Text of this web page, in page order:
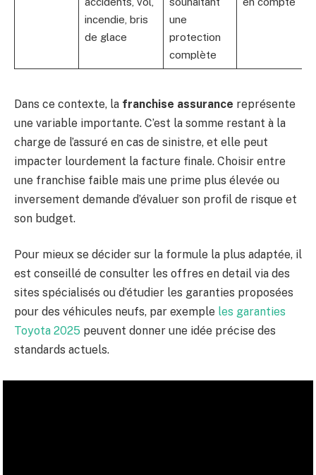
incendie, bris
de glace
une
protection
complète
Dans ce contexte, la franchise assurance représente
une variable importante. C’est la somme restant à la
charge de l’assuré en cas de sinistre, et elle peut
impacter lourdement la facture finale. Choisir entre
une franchise faible mais une prime plus élevée ou
inversement demande d’évaluer son profil de risque et
son budget.
Pour mieux se décider sur la formule la plus adaptée, il
est conseillé de consulter les offres en detail via des
sites spécialisés ou d’étudier les garanties proposées
pour des véhicules neufs, par exemple les garanties
Toyota 2025 peuvent donner une idée précise des
standards actuels.